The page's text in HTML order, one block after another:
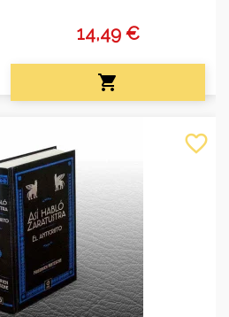
14,49 €

favorite_border